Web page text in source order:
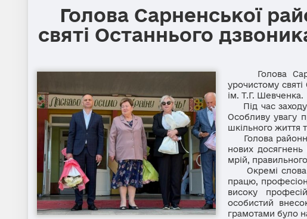
Голова Сарненської
святі Останнього
Голова
урочистому
ім. Т.Г. Шевченка.
Під час заходу
Особливу увагу
шкільного життя
Голова
нових досягнень
мрій,
Окремі слова
працю,
високу
особистий
грамотами було